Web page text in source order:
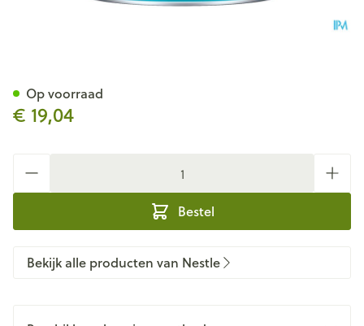
€ 19,04
Bestel
Op voorraad
Bekijk alle producten van Nestle